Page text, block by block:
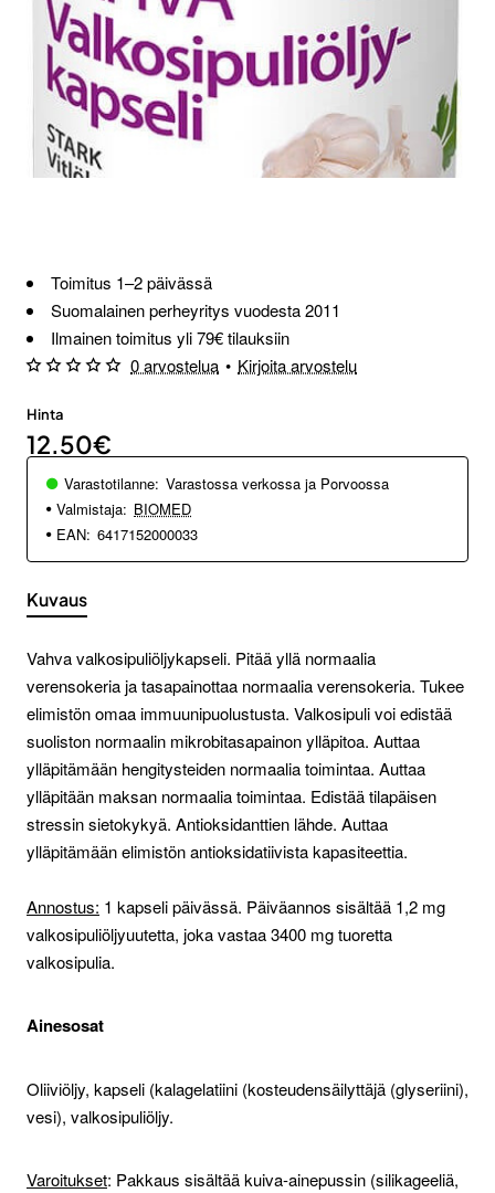
Toimitus 1–2 päivässä
Suomalainen perheyritys vuodesta 2011
Ilmainen toimitus yli 79€ tilauksiin
0 arvostelua • Kirjoita arvostelu
Hinta
12.50€
Varastotilanne: Varastossa verkossa ja Porvoossa
Valmistaja: BIOMED
EAN: 6417152000033
Kuvaus
Vahva valkosipuliöljykapseli. Pitää yllä normaalia
verensokeria ja tasapainottaa normaalia verensokeria. Tukee
elimistön omaa immuunipuolustusta. Valkosipuli voi edistää
suoliston normaalin mikrobitasapainon ylläpitoa. Auttaa
ylläpitämään hengitysteiden normaalia toimintaa. Auttaa
ylläpitään maksan normaalia toimintaa. Edistää tilapäisen
stressin sietokykyä. Antioksidanttien lähde. Auttaa
ylläpitämään elimistön antioksidatiivista kapasiteettia.
Annostus: 1 kapseli päivässä. Päiväannos sisältää 1,2 mg
valkosipuliöljyuutetta, joka vastaa 3400 mg tuoretta
valkosipulia.
Ainesosat
Oliiviöljy, kapseli (kalagelatiini (kosteudensäilyttäjä (glyseriini),
vesi), valkosipuliöljy.
Varoitukset: Pakkaus sisältää kuiva-ainepussin (silikageeliä,